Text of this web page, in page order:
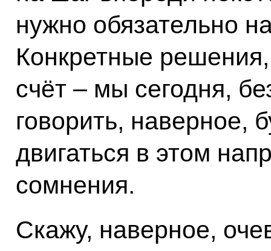
нужно обязательно
Конкретные
счёт – мы сегодня,
говорить, наверное,
двигаться в этом
сомнения.
Скажу, наверное,